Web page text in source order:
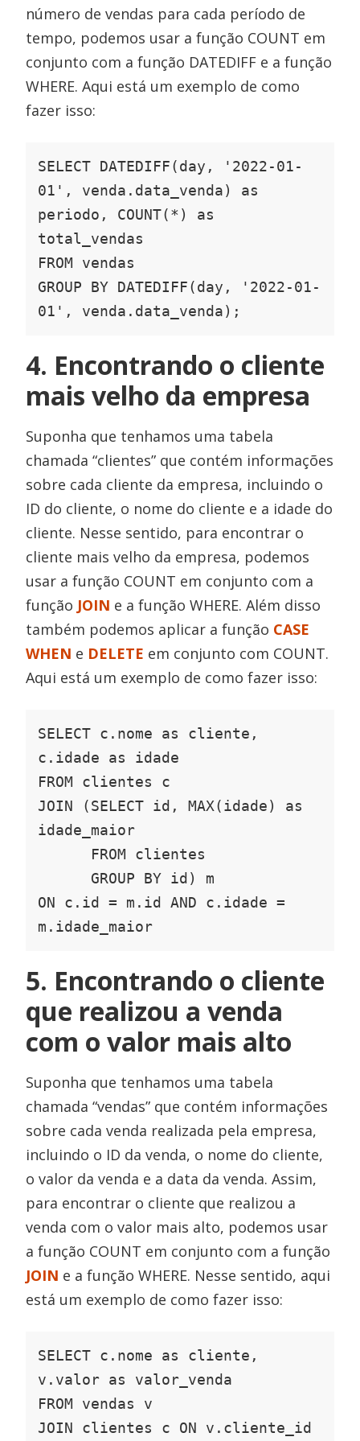
número de vendas para cada período de
tempo, podemos usar a função COUNT em
conjunto com a função DATEDIFF e a função
WHERE. Aqui está um exemplo de como
fazer isso:
SELECT DATEDIFF(day, '2022-01-
01', venda.data_venda) as
periodo, COUNT(*) as
total_vendas
FROM vendas
GROUP BY DATEDIFF(day, '2022-01-
4. Encontrando o cliente
mais velho da empresa
Suponha que tenhamos uma tabela
chamada “clientes” que contém informações
sobre cada cliente da empresa, incluindo o
ID do cliente, o nome do cliente e a idade do
cliente. Nesse sentido, para encontrar o
cliente mais velho da empresa, podemos
usar a função COUNT em conjunto com a
função JOIN e a função WHERE. Além disso
também podemos aplicar a função CASE
WHEN e DELETE em conjunto com COUNT.
Aqui está um exemplo de como fazer isso:
SELECT c.nome as cliente,
c.idade as idade
FROM clientes c
JOIN (SELECT id, MAX(idade) as
idade_maior
ON c.id = m.id AND c.idade =
m.idade_maior
5. Encontrando o cliente
que realizou a venda
com o valor mais alto
Suponha que tenhamos uma tabela
chamada “vendas” que contém informações
sobre cada venda realizada pela empresa,
incluindo o ID da venda, o nome do cliente,
o valor da venda e a data da venda. Assim,
para encontrar o cliente que realizou a
venda com o valor mais alto, podemos usar
a função COUNT em conjunto com a função
JOIN e a função WHERE. Nesse sentido, aqui
está um exemplo de como fazer isso:
SELECT c.nome as cliente,
v.valor as valor_venda
FROM vendas v
JOIN clientes c ON v.cliente_id